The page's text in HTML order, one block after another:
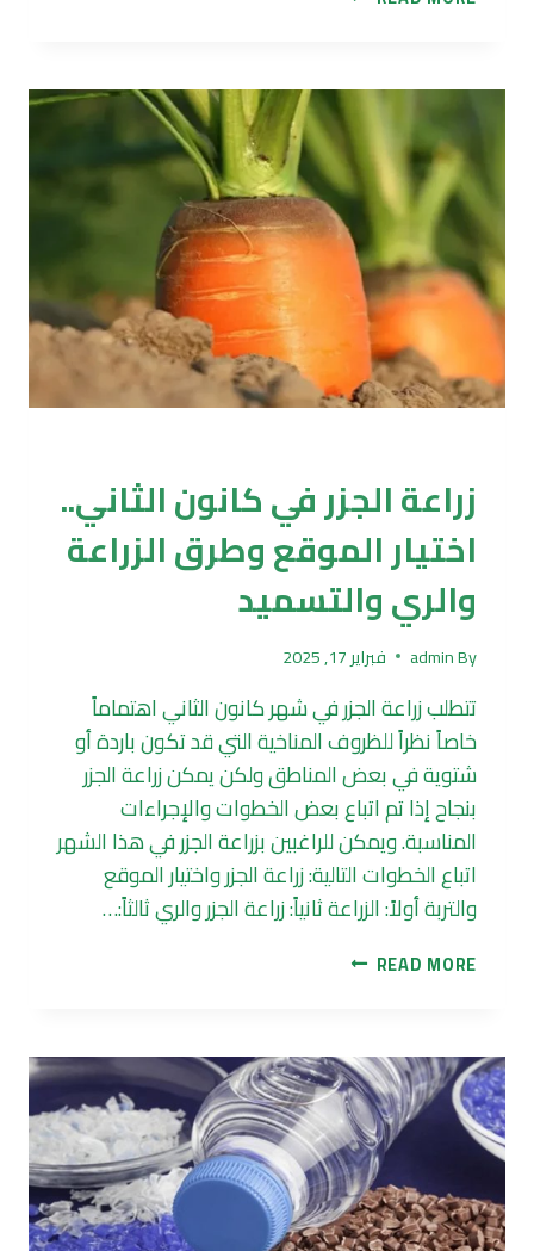
التحضير
والاستخدام
زراعة الجزر في كانون الثاني..
اختيار الموقع وطرق الزراعة
والري والتسميد
By
admin فبراير 17, 2025
تتطلب زراعة الجزر في شهر كانون الثاني اهتماماً
خاصاً نظراً للظروف المناخية التي قد تكون باردة أو
شتوية في بعض المناطق ولكن يمكن زراعة الجزر
بنجاح إذا تم اتباع بعض الخطوات والإجراءات
المناسبة. ويمكن للراغبين بزراعة الجزر في هذا الشهر
اتباع الخطوات التالية: زراعة الجزر واختيار الموقع
والتربة أولاً: الزراعة ثانياً: زراعة الجزر والري ثالثاً:…
READ MORE زراعة
الثاني..
اختيار
الموقع
وطرق
الزراعة
والري
والتسميد